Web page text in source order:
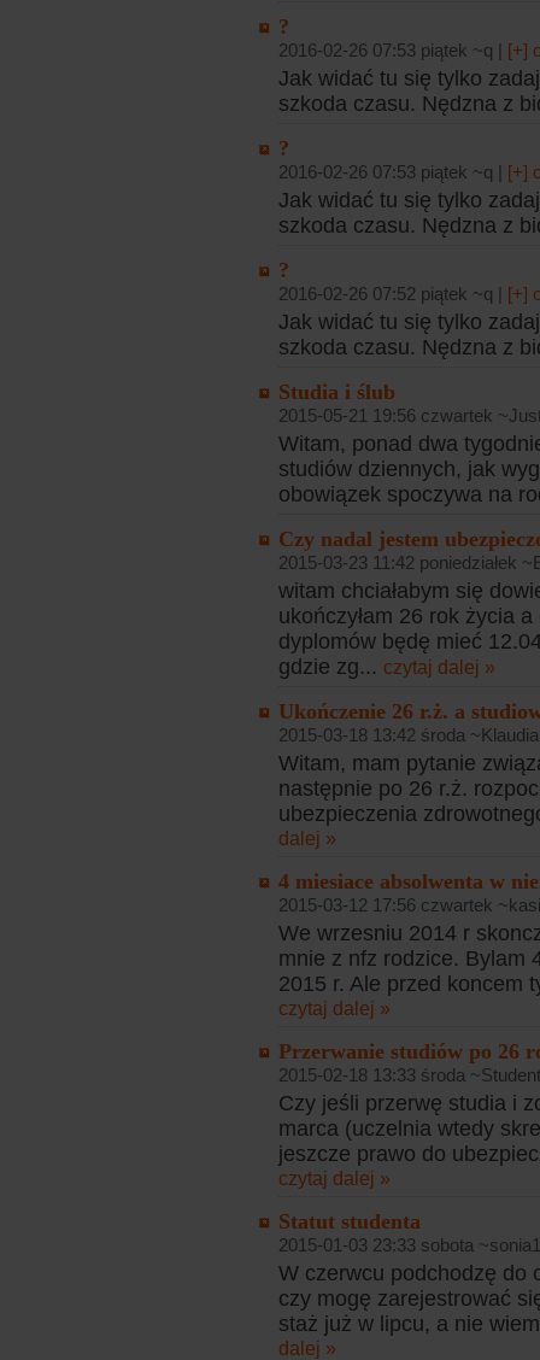
?
2016-02-26 07:53 piątek ~q | [+]
Jak widać tu się tylko
szkoda czasu. Nędzna z
?
2016-02-26 07:53 piątek ~q | [+]
Jak widać tu się tylko
szkoda czasu. Nędzna z
?
2016-02-26 07:52 piątek ~q | [+]
Jak widać tu się tylko
szkoda czasu. Nędzna z
Studia i ślub
2015-05-21 19:56 czwartek
Witam, ponad dwa
studiów dziennych, jak
obowiązek spoczywa na
Czy nadal jestem
2015-03-23 11:42 poniedziałek
witam chciałabym się
ukończyłam 26 rok życia
dyplomów będę mieć
gdzie zg... czytaj dalej »
Ukończenie 26 r.ż. a
2015-03-18 13:42 środa
Witam, mam pytanie
następnie po 26 r.ż.
ubezpieczenia
dalej »
4 miesiace absolwenta w
2015-03-12 17:56 czwartek
We wrzesniu 2014 r
mnie z nfz rodzice. Bylam
2015 r. Ale przed koncem
czytaj dalej »
Przerwanie studiów po 26
2015-02-18 13:33 środa
Czy jeśli przerwę studia i
marca (uczelnia wtedy
jeszcze prawo do
czytaj dalej »
Statut studenta
2015-01-03 23:33 sobota
W czerwcu podchodzę do
czy mogę zarejestrować
staż już w lipcu, a nie
dalej »